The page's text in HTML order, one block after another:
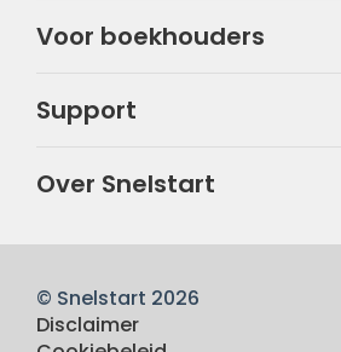
Voor boekhouders
Support
Over Snelstart
© Snelstart 2026
Disclaimer